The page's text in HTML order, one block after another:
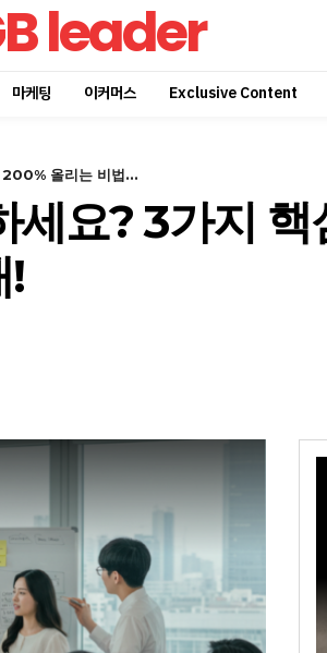
leader
마케팅 이커머스 Exclusive Content
200% 올리는 비법...
세요? 3가지
!